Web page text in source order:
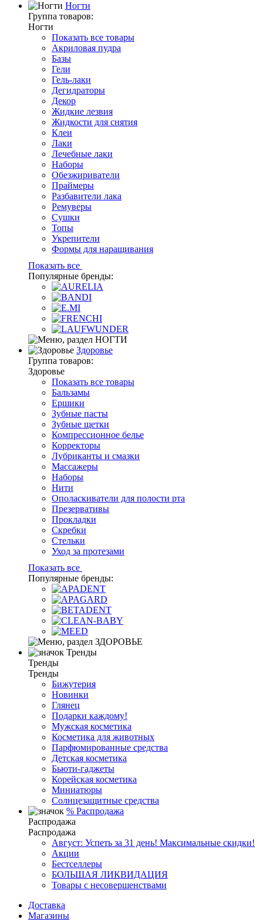
Ногти
Группа товаров:
Ногти
Показать все товары
Акриловая пудра
Базы
Гели
Гель-лаки
Дегидраторы
Декор
Жидкие лезвия
Жидкости для снятия
Клеи
Лаки
Лечебные лаки
Наборы
Обезжириватели
Праймеры
Разбавители лака
Ремуверы
Сушки
Топы
Укрепители
Формы для наращивания
Показать все
Популярные бренды:
Здоровье
Группа товаров:
Здоровье
Показать все товары
Бальзамы
Ершики
Зубные пасты
Зубные щетки
Компрессионное белье
Корректоры
Лубриканты и смазки
Массажеры
Наборы
Нити
Ополаскиватели для полости рта
Презервативы
Прокладки
Скребки
Стельки
Уход за протезами
Показать все
Популярные бренды:
Тренды
Тренды
Тренды
Бижутерия
Новинки
Глянец
Подарки каждому!
Мужская косметика
Косметика для животных
Парфюмированные средства
Детская косметика
Бьюти-гаджеты
Корейская косметика
Миниатюры
Солнцезащитные средства
% Распродажа
Распродажа
Распродажа
Август: Успеть за 31 день! Максимальные скидки!
Акции
Бестселлеры
БОЛЬШАЯ ЛИКВИДАЦИЯ
Товары с несовершенствами
Доставка
Магазины